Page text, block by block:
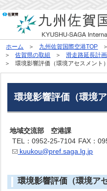
ホーム 九州佐賀国際空港TOP
佐賀県の取組
滑走路延長計画
環境影響評価（環境アセスメント）
環境影響評価（環境ア
地域交流部 空港課
TEL：0952-25-7104 FAX：
kuukou@pref.saga.lg.jp
環境影響評価（環境ア